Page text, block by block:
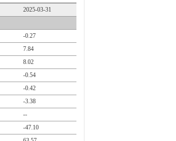
2025-03-31
-0.27
7.84
8.02
-0.54
-0.42
-3.38
--
-47.10